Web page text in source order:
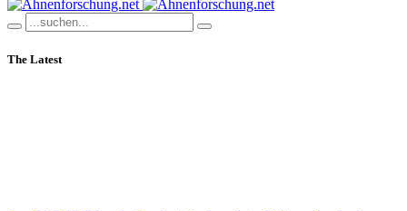
The Latest